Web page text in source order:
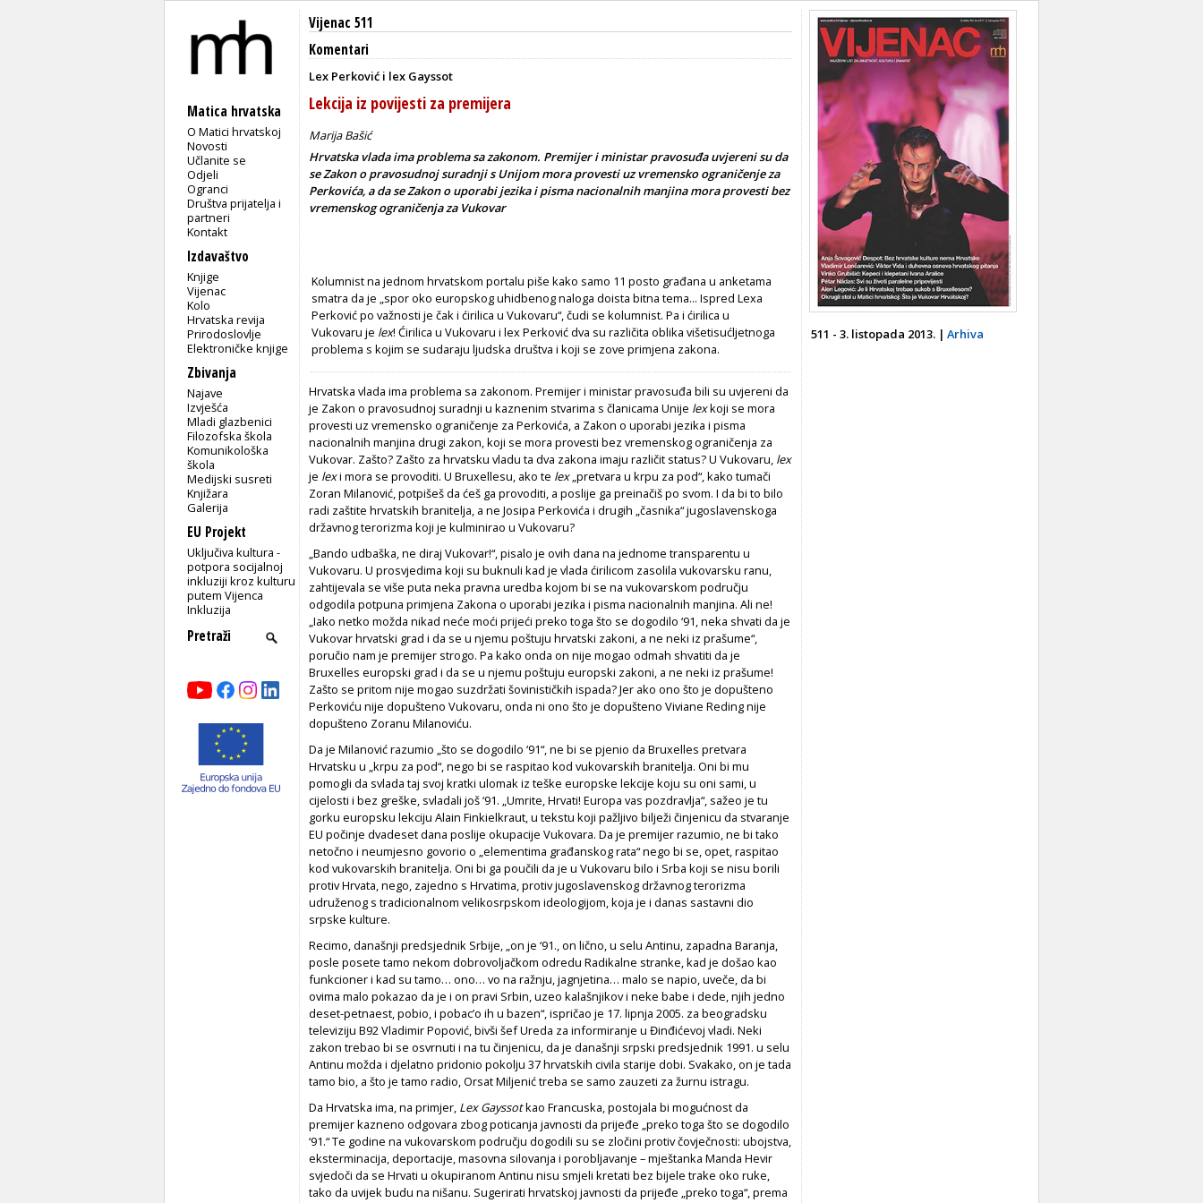
Matica hrvatska
O Matici hrvatskoj
Novosti
Učlanite se
Odjeli
Ogranci
Društva prijatelja i
partneri
Kontakt
Izdavaštvo
Knjige
Vijenac
Kolo
Hrvatska revija
Prirodoslovlje
Elektroničke knjige
Zbivanja
Najave
Izvješća
Mladi glazbenici
Filozofska škola
Komunikološka
škola
Medijski susreti
Knjižara
Galerija
EU Projekt
Uključiva kultura -
potpora socijalnoj
inkluziji kroz kulturu
putem Vijenca
Inkluzija
Vijenac 511
Komentari
Lex Perković i lex Gayssot
Lekcija iz povijesti za premijera
Marija Bašić
Hrvatska vlada ima problema sa zakonom. Premijer i ministar pravosuđa uvjereni su da
se Zakon o pravosudnoj suradnji s Unijom mora provesti uz vremensko ograničenje za
Perkovića, a da se Zakon o uporabi jezika i pisma nacionalnih manjina mora provesti bez
vremenskog ograničenja za Vukovar
Kolumnist na jednom hrvatskom portalu piše kako samo 11 posto građana u anketama
smatra da je „spor oko europskog uhidbenog naloga doista bitna tema... Ispred Lexa
Perković po važnosti je čak i ćirilica u Vukovaru“, čudi se kolumnist. Pa i ćirilica u
Vukovaru je lex! Ćirilica u Vukovaru i lex Perković dva su različita oblika višetisućljetnoga
problema s kojim se sudaraju ljudska društva i koji se zove primjena zakona.
Hrvatska vlada ima problema sa zakonom. Premijer i ministar pravosuđa bili su uvjereni da
je Zakon o pravosudnoj suradnji u kaznenim stvarima s članicama Unije lexkoji se mora
provesti uz vremensko ograničenje za Perkovića, a Zakon o uporabi jezika i pisma
nacionalnih manjina drugi zakon, koji se mora provesti bez vremenskog ograničenja za
Vukovar. Zašto? Zašto za hrvatsku vladu ta dva zakona imaju različit status? U Vukovaru, lex
je lexi mora se provoditi. U Bruxellesu, ako te lex„pretvara u krpu za pod“, kako tumači
Zoran Milanović, potpišeš da ćeš ga provoditi, a poslije ga preinačiš po svom. I da bi to bilo
radi zaštite hrvatskih branitelja, a ne Josipa Perkovića i drugih „časnika“ jugoslavenskoga
državnog terorizma koji je kulminirao u Vukovaru?
„Bando udbaška, ne diraj Vukovar!“, pisalo je ovih dana na jednome transparentu u
Vukovaru. U prosvjedima koji su buknuli kad je vlada ćirilicom zasolila vukovarsku ranu,
zahtijevala se više puta neka pravna uredba kojom bi se na vukovarskom području
odgodila potpuna primjena Zakona o uporabi jezika i pisma nacionalnih manjina. Ali ne!
„Iako netko možda nikad neće moći prijeći preko toga što se dogodilo ‘91, neka shvati da je
Vukovar hrvatski grad i da se u njemu poštuju hrvatski zakoni, a ne neki iz prašume“,
poručio nam je premijer strogo. Pa kako onda on nije mogao odmah shvatiti da je
Bruxelles europski grad i da se u njemu poštuju europski zakoni, a ne neki iz prašume!
Zašto se pritom nije mogao suzdržati šovinističkih ispada? Jer ako ono što je dopušteno
Perkoviću nije dopušteno Vukovaru, onda ni ono što je dopušteno Viviane Reding nije
dopušteno Zoranu Milanoviću.
Da je Milanović razumio „što se dogodilo ‘91“, ne bi se pjenio da Bruxelles pretvara
Hrvatsku u „krpu za pod“, nego bi se raspitao kod vukovarskih branitelja. Oni bi mu
pomogli da svlada taj svoj kratki ulomak iz teške europske lekcije koju su oni sami, u
cijelosti i bez greške, svladali još ‘91. „Umrite, Hrvati! Europa vas pozdravlja“, sažeo je tu
gorku europsku lekciju Alain Finkielkraut, u tekstu koji pažljivo bilježi činjenicu da stvaranje
EU počinje dvadeset dana poslije okupacije Vukovara. Da je premijer razumio, ne bi tako
netočno i neumjesno govorio o „elementima građanskog rata“ nego bi se, opet, raspitao
kod vukovarskih branitelja. Oni bi ga poučili da je u Vukovaru bilo i Srba koji se nisu borili
protiv Hrvata, nego, zajedno s Hrvatima, protiv jugoslavenskog državnog terorizma
udruženog s tradicionalnom velikosrpskom ideologijom, koja je i danas sastavni dio
srpske kulture.
Recimo, današnji predsjednik Srbije, „on je ‘91., on lično, u selu Antinu, zapadna Baranja,
posle posete tamo nekom dobrovoljačkom odredu Radikalne stranke, kad je došao kao
funkcioner i kad su tamo… ono… vo na ražnju, jagnjetina… malo se napio, uveče, da bi
ovima malo pokazao da je i on pravi Srbin, uzeo kalašnjikov i neke babe i dede, njih jedno
deset-petnaest, pobio, i pobac’o ih u bazen“, ispričao je 17. lipnja 2005. za beogradsku
televiziju B92 Vladimir Popović, bivši šef Ureda za informiranje u Đinđićevoj vladi. Neki
zakon trebao bi se osvrnuti i na tu činjenicu, da je današnji srpski predsjednik 1991. u selu
Antinu možda i djelatno pridonio pokolju 37 hrvatskih civila starije dobi. Svakako, on je tada
tamo bio, a što je tamo radio, Orsat Miljenić treba se samo zauzeti za žurnu istragu.
Da Hrvatska ima, na primjer, Lex Gayssotkao Francuska, postojala bi mogućnost da
premijer kazneno odgovara zbog poticanja javnosti da prijeđe „preko toga što se dogodilo
‘91.“ Te godine na vukovarskom području dogodili su se zločini protiv čovječnosti: ubojstva,
eksterminacija, deportacije, masovna silovanja i porobljavanje – mještanka Manda Hevir
svjedoči da se Hrvati u okupiranom Antinu nisu smjeli kretati bez bijele trake oko ruke,
tako da uvijek budu na nišanu. Sugerirati hrvatskoj javnosti da prijeđe „preko toga“, prema
511 - 3. listopada 2013. | Arhiva